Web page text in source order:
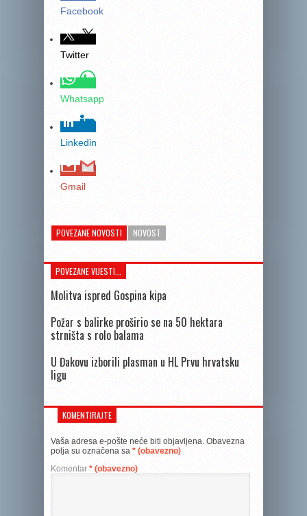
Facebook
Twitter
Whatsapp
Linkedin
Gmail
POVEZANE NOVOSTI NOVOST
POVEZANE VIJESTI...
Molitva ispred Gospina kipa
Požar s balirke proširio se na 50 hektara
strništa s rolo balama
U Đakovu izborili plasman u HL Prvu hrvatsku
ligu
KOMENTIRAJTE
Vaša adresa e-pošte neće biti objavljena. Obavezna
polja su označena sa * (obavezno)
Komentar * (obavezno)